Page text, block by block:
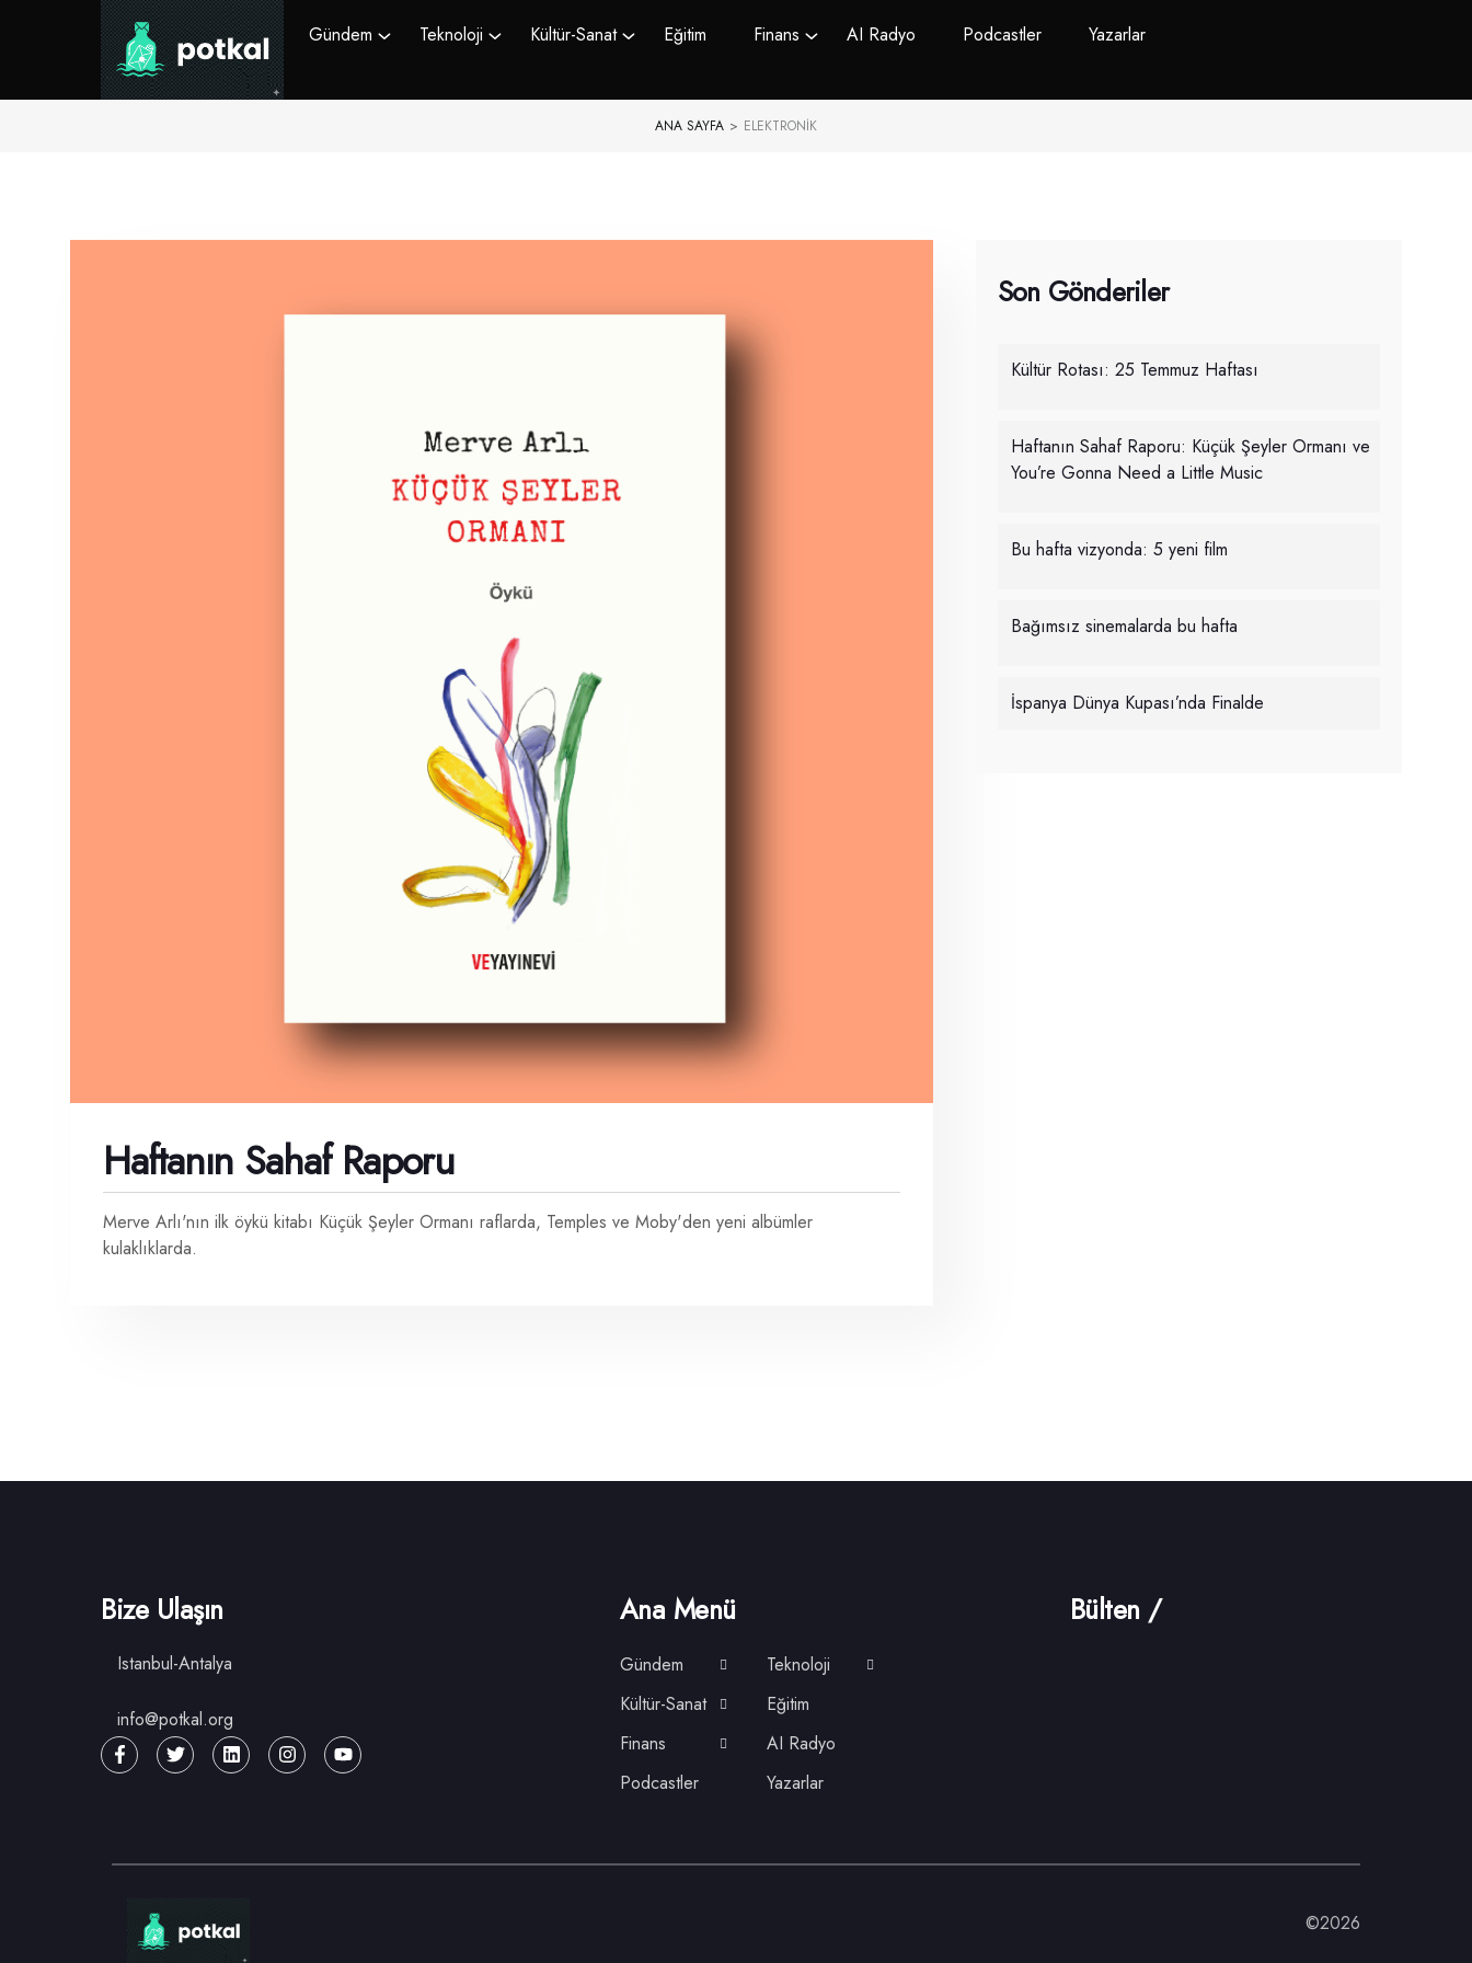
Gündem Teknoloji Kültür-Sanat Eğitim Finans AI Radyo Podcastler Yazarlar
ANA SAYFA > ELEKTRONIK
Haftanın Sahaf Raporu
Merve Arlı'nın ilk öykü kitabı Küçük Şeyler Ormanı raflarda, Temples ve Moby'den yeni albümler
kulaklıklarda.
Son Gönderiler
Kültür Rotası: 25 Temmuz Haftası
Haftanın Sahaf Raporu: Küçük Şeyler Ormanı ve
You’re Gonna Need a Little Music
Bu hafta vizyonda: 5 yeni film
Bağımsız sinemalarda bu hafta
İspanya Dünya Kupası’nda Finalde
Bize Ulaşın
Istanbul-Antalya
info@potkal.org
Ana Menü
Gündem
Teknoloji
Kültür-Sanat
Eğitim
Finans
AI Radyo
Podcastler
Yazarlar
Bülten /
©2026